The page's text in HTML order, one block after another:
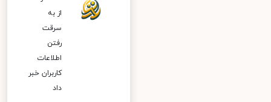
از به
سرقت
رفتن
اطلاعات
کاربران خبر
داد